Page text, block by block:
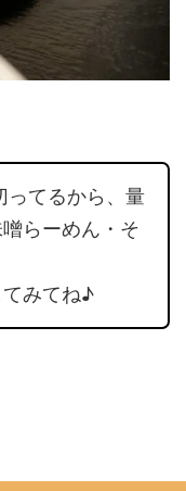
ってるから、量
らーめん・そ
てみてね♪